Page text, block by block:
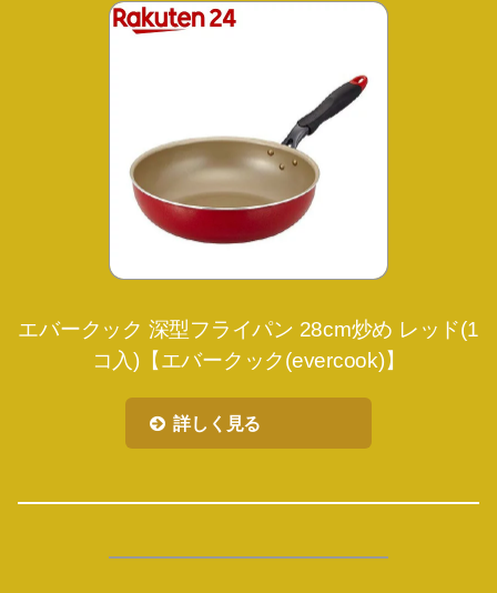
エバークック 深型フライパン 28cm炒め レッド(1
コ入)【エバークック(evercook)】
詳しく見る